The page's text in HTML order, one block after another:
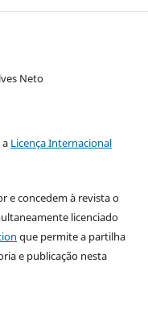
Neto
Licença Internacional
e concedem à revista o
licenciado
que permite a partilha
e publicação nesta